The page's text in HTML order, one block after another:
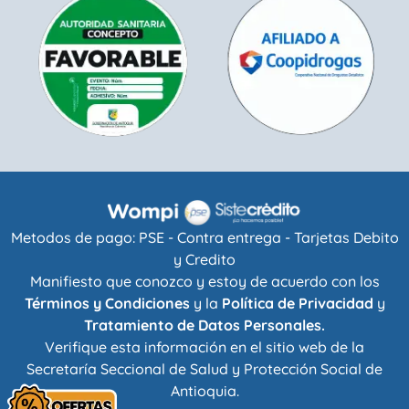
Metodos de pago: PSE - Contra entrega - Tarjetas Debito
y Credito
Manifiesto que conozco y estoy de acuerdo con los
Términos y Condicionesy la Política de Privacidad y
Tratamiento de Datos Personales.
Verifique esta información en el sitio web de la
Secretaría Seccional de Salud y Protección Social de
Antioquia.